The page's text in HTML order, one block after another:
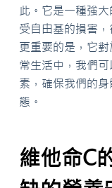
此。它是一種強大
受自由基的損害
更重要的是，它對
常生活中，我們
素，確保我們的
態。
維他命C